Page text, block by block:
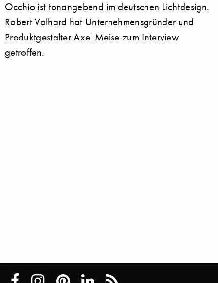
Occhio ist tonangebend im deutschen Lichtdesign.
Robert Volhard hat Unternehmensgründer und
Produktgestalter Axel Meise zum Interview
getroffen.